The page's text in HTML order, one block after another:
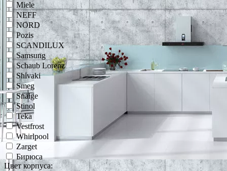
Miele
NEFF
NORD
Pozis
SCANDILUX
Samsung
Schaub Lorenz
Shivaki
Smeg
Snaige
Stinol
Teka
Vestfrost
Whirlpool
Zarget
Бирюса
Цвет корпуса: